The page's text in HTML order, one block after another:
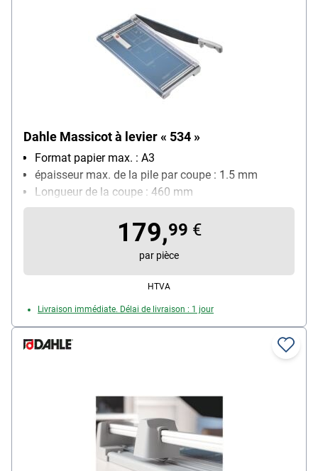
Dahle Massicot à levier « 534 »
Format papier max. : A3
épaisseur max. de la pile par coupe : 1.5 mm
Longueur de la coupe : 460 mm
Quadrillage avec différents formats : Oui
Particularités : 2 équerres avec graduation en cm et
DIN, acier Solingen179,99 €
par pièce
HTVA
Livraison immédiate. Délai de livraison : 1 jour